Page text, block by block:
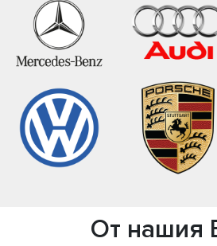
От нашия